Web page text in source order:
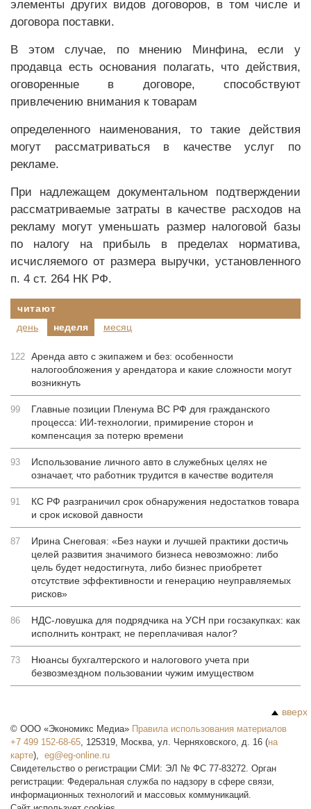
элементы других видов договоров, в том числе и
договора поставки.
В этом случае, по мнению Минфина, если у
продавца есть основания полагать, что действия,
оговоренные в договоре, способствуют
привлечению внимания к товарам
определенного наименования, то такие действия
могут рассматриваться в качестве услуг по
рекламе.
При надлежащем документальном подтверждении
рассматриваемые затраты в качестве расходов на
рекламу могут уменьшать размер налоговой базы
по налогу на прибыль в пределах норматива,
исчисляемого от размера выручки, установленного
п. 4 ст. 264 НК РФ.
читают
день
неделя месяц
122 Аренда авто с экипажем и без: особенности
налогообложения у арендатора и какие сложности могут
возникнуть
99
Главные позиции Пленума ВС РФ для гражданского
процесса: ИИ-технологии, примирение сторон и
компенсация за потерю времени
93
Использование личного авто в служебных целях не
означает, что работник трудится в качестве водителя
91
КС РФ разграничил срок обнаружения недостатков товара
и срок исковой давности
87
Ирина Снеговая: «Без науки и лучшей практики достичь
целей развития значимого бизнеса невозможно: либо
цель будет недостигнута, либо бизнес приобретет
отсутствие эффективности и генерацию неуправляемых
рисков»
86
НДС-ловушка для подрядчика на УСН при госзакупках: как
исполнить контракт, не переплачивая налог?
73
Нюансы бухгалтерского и налогового учета при
безвозмездном пользовании чужим имуществом
вверх
© ООО «Экономикс Медиа» Правила использования материалов
+7 499 152-68-65, 125319, Москва, ул. Черняховского, д. 16 (на
карте),
Свидетельство о регистрации СМИ: ЭЛ № ФС 77-83272. Орган
регистрации: Федеральная служба по надзору в сфере связи,
информационных технологий и массовых коммуникаций.